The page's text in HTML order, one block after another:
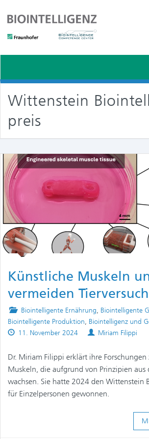
Wittenstein
preis
Künstliche Muskeln
vermeiden
Posted
in
Biointelligente Ernährung, Biointelligente
Biointelligente Produktion, Biointelligenz und
Published
11. November 2024 Authors
Miriam Filippi
Dr. Miriam Filippi erklärt ihre
Muskeln, die aufgrund von Prinzipien
wachsen. Sie hatte 2024 den Wittenstein
für Einzelpersonen gewonnen.